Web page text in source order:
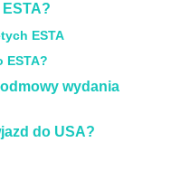
ESTA
ESTA?
wydania
do USA?